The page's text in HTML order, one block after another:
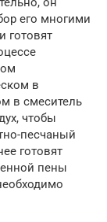
его многими
готовят
в
в смеситель
чтобы
песчаный
готовят
пены